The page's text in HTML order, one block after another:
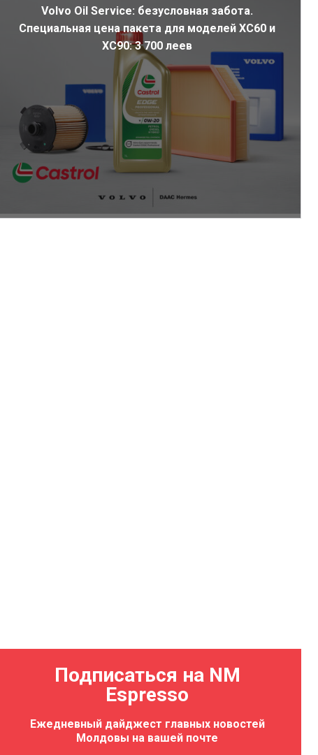
Volvo Oil Service: безусловная забота.
Специальная цена пакета для моделей XC60 и
XC90: 3 700 леев
Подписаться на NM
Espresso
Ежедневный дайджест главных новостей
Молдовы на вашей почте